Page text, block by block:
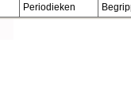
Periodieken